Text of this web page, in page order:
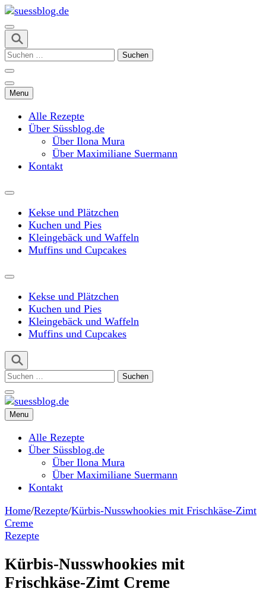
Skip
to
content
(Press
Enter)
suessblog.de
Suchen
Menu
Alle Rezepte
Über Süssblog.de
Über Ilona Mura
Über Maximiliane Suermann
Kontakt
Kekse und Plätzchen
Kuchen und Pies
Kleingebäck und Waffeln
Muffins und Cupcakes
Kekse und Plätzchen
Kuchen und Pies
Kleingebäck und Waffeln
Muffins und Cupcakes
Suchen
suessblog.de
Menu
Alle Rezepte
Über Süssblog.de
Über Ilona Mura
Über Maximiliane Suermann
Kontakt
Home/Rezepte/Kürbis-Nusswhookies mit Frischkäse-Zimt
Creme
Rezepte
Kürbis-Nusswhookies mit
Frischkäse-Zimt Creme